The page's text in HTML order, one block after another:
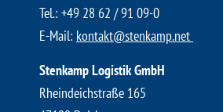
​Tel.: +49 28 62 / 91 09-0
E-Mail: kontakt@stenkamp.net ​
Stenkamp Logistik GmbH
Rheindeichstraße 165